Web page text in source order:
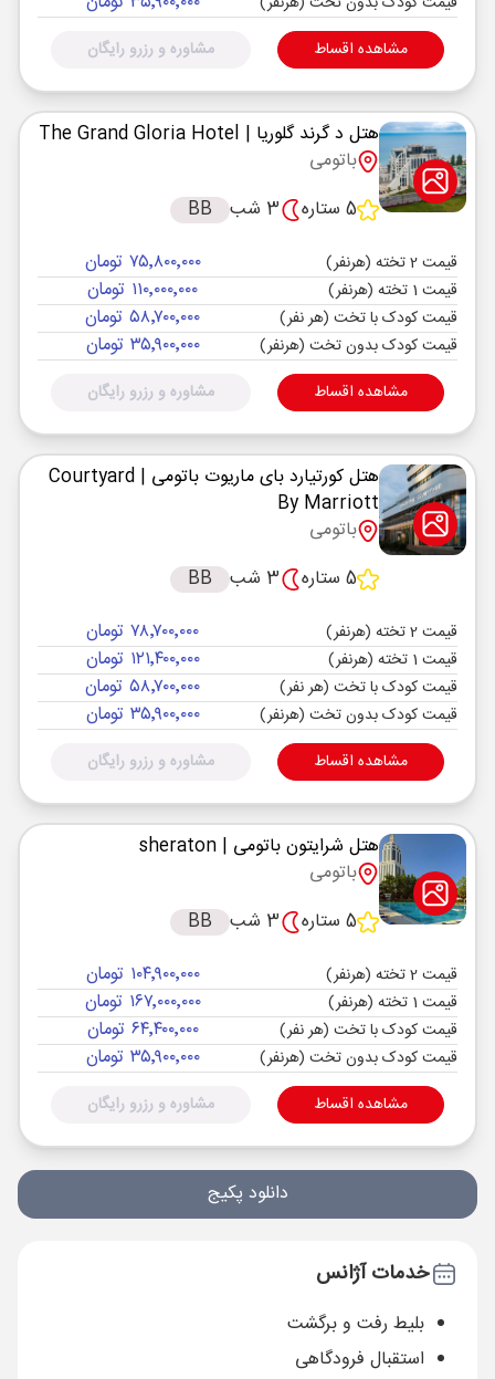
مشاهده اقساط مشاوره و رزرو رایگان
هتل د گرند گلوریا | The Grand Gloria Hotel
باتومی
5 ستاره
3 شب BB
قیمت 2 تخته (هرنفر) ۷۵٬۸۰۰٬۰۰۰ تومان
قیمت 1 تخته (هرنفر) ۱۱۰٬۰۰۰٬۰۰۰ تومان
قیمت کودک با تخت (هر نفر) ۵۸٬۷۰۰٬۰۰۰ تومان
قیمت کودک بدون تخت (هرنفر) ۳۵٬۹۰۰٬۰۰۰ تومان
مشاهده اقساط مشاوره و رزرو رایگان
هتل کورتیارد بای ماریوت باتومی
| Courtyard
By Marriott
باتومی
5 ستاره
3 شب BB
قیمت 2 تخته (هرنفر) ۷۸٬۷۰۰٬۰۰۰ تومان
قیمت 1 تخته (هرنفر) ۱۲۱٬۴۰۰٬۰۰۰ تومان
قیمت کودک با تخت (هر نفر) ۵۸٬۷۰۰٬۰۰۰ تومان
قیمت کودک بدون تخت (هرنفر) ۳۵٬۹۰۰٬۰۰۰ تومان
مشاهده اقساط مشاوره و رزرو رایگان
هتل شرایتون باتومی | sheraton
باتومی
5 ستاره
3 شب BB
قیمت 2 تخته (هرنفر) ۱۰۴٬۹۰۰٬۰۰۰ تومان
قیمت 1 تخته (هرنفر) ۱۶۷٬۰۰۰٬۰۰۰ تومان
قیمت کودک با تخت (هر نفر) ۶۴٬۴۰۰٬۰۰۰ تومان
قیمت کودک بدون تخت (هرنفر) ۳۵٬۹۰۰٬۰۰۰ تومان
مشاهده اقساط مشاوره و رزرو رایگان
دانلود پکیج
خدمات آژانس
بلیط رفت و برگشت
استقبال فرودگاهی